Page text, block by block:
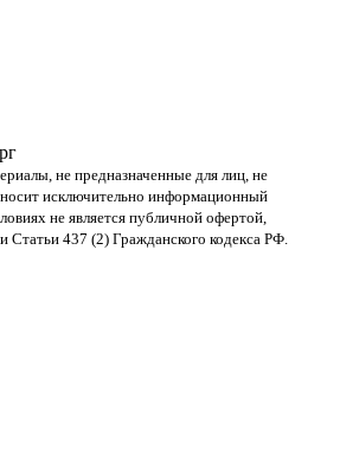
не предназначенные для лиц, не
исключительно информационный
не является публичной офертой,
Статьи 437 (2) Гражданского кодекса РФ.